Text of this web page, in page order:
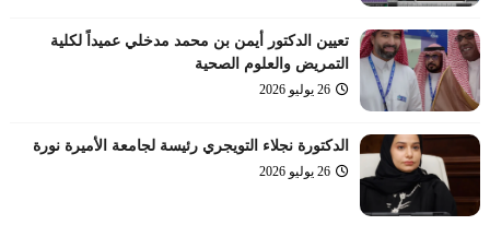
تعيين الدكتور أيمن بن محمد مدخلي عميداً لكلية
التمريض والعلوم الصحية
26 يوليو 2026
الدكتورة نجلاء التويجري رئيسة لجامعة الأميرة نورة
26 يوليو 2026